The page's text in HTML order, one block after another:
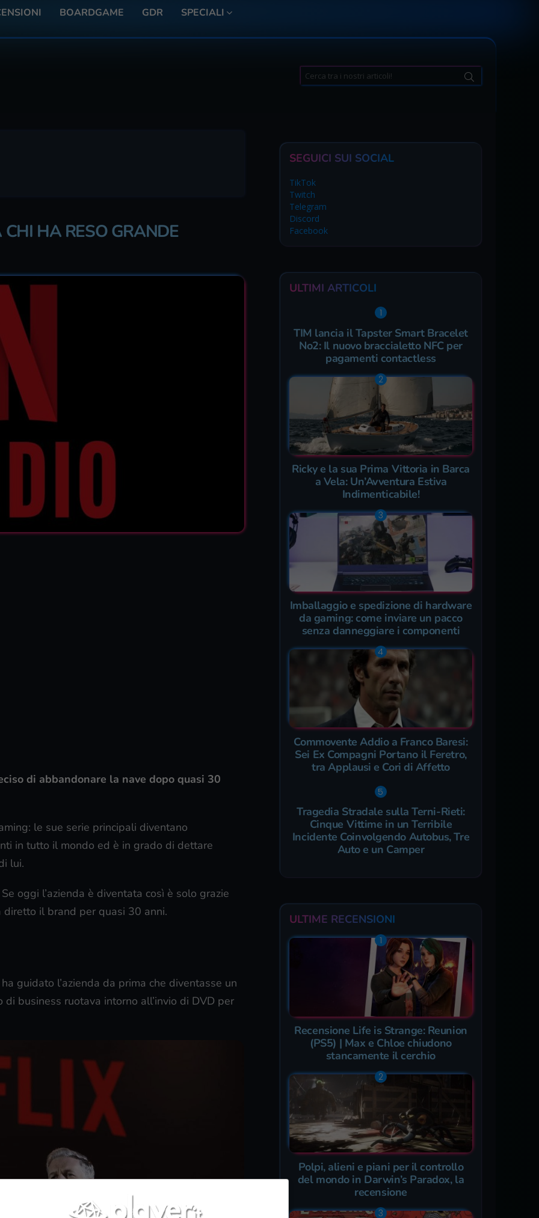
BOARDGAME GDR SPECIALI
Search
for:
HA RESO GRANDE
di abbandonare la nave dopo quasi 30
le sue serie principali diventano
in tutto il mondo ed è in grado di dettare
lui.
oggi l’azienda è diventata così è solo grazie
il brand per quasi 30 anni.
guidato l’azienda da prima che diventasse un
business ruotava intorno all’invio di DVD per
SEGUICI SUI SOCIAL
TikTok
Twitch
Telegram
Discord
Facebook
ULTIMI ARTICOLI
TIM lancia il Tapster Smart Bracelet
No2: Il nuovo braccialetto NFC per
pagamenti contactless
Ricky e la sua Prima Vittoria in Barca
a Vela: Un’Avventura Estiva
Indimenticabile!
Imballaggio e spedizione di hardware
da gaming: come inviare un pacco
senza danneggiare i componenti
Commovente Addio a Franco Baresi:
Sei Ex Compagni Portano il Feretro,
tra Applausi e Cori di Affetto
Tragedia Stradale sulla Terni-Rieti:
Cinque Vittime in un Terribile
Incidente Coinvolgendo Autobus, Tre
Auto e un Camper
ULTIME RECENSIONI
Recensione Life is Strange: Reunion
(PS5) | Max e Chloe chiudono
stancamente il cerchio
Polpi, alieni e piani per il controllo
del mondo in Darwin’s Paradox, la
recensione